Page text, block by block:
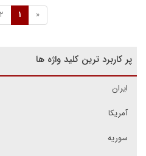
«
1
2
پر کاربرد ترین کلید واژه ها
ایران
آمریکا
سوریه